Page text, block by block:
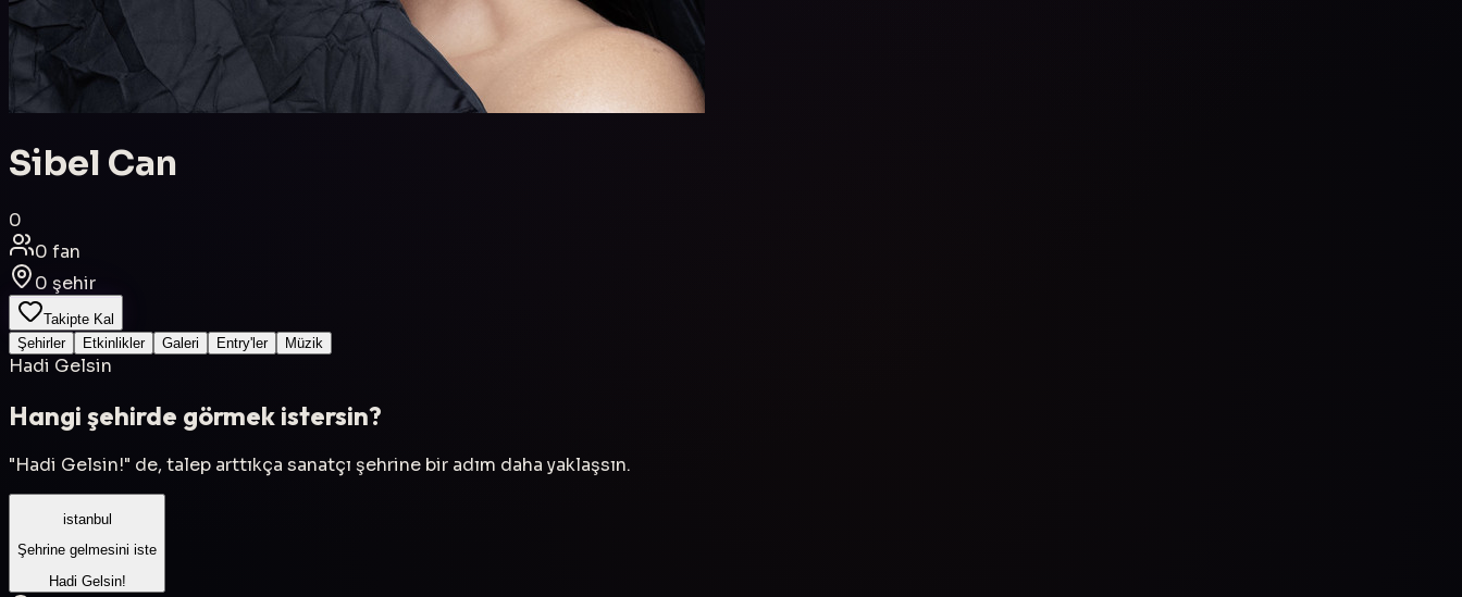
Sibel Can
0
0 fan
0 şehir
Takipte Kal
Şehirler
Etkinlikler Galeri Entry'ler Müzik
Hadi Gelsin
Hangi şehirde görmek istersin?
"Hadi Gelsin!" de, talep arttıkça sanatçı şehrine bir adım daha yaklaşsın.
istanbul
Şehrine gelmesini iste
Hadi Gelsin!